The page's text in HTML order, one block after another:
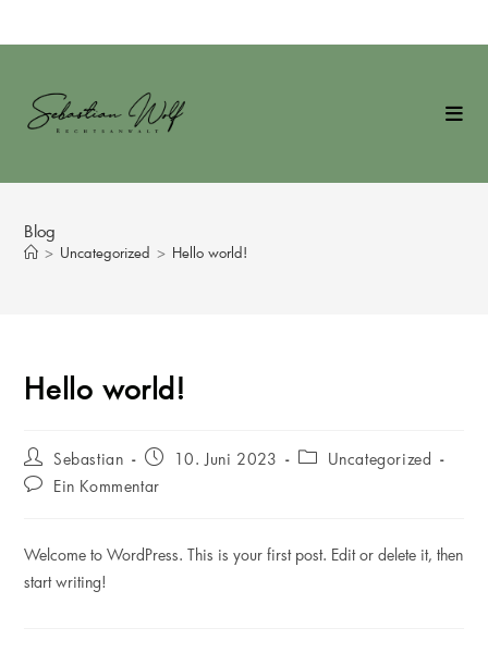
Inhalt
Blog
> Uncategorized > Hello world!
Hello world!
Beitrags-
Autor:
Sebastian
Beitrag10. Juni 2023
Beitrags-Uncategorized
Beitrags-Ein Kommentar
Welcome to WordPress. This is your first post. Edit or delete it, then
start writing!